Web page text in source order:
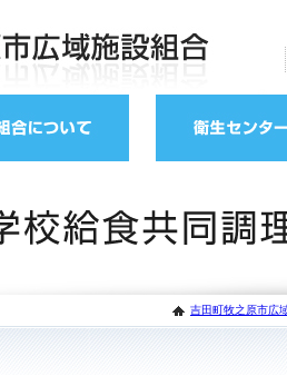
吉田町牧之原市広